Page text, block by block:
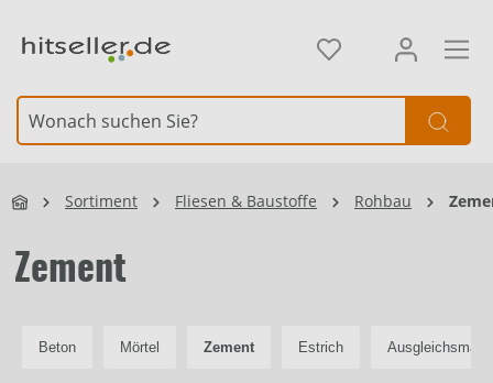
Sortiment Fliesen & Baustoffe Rohbau
Zement
Beton Mörtel Zement Estrich
Element überspringen